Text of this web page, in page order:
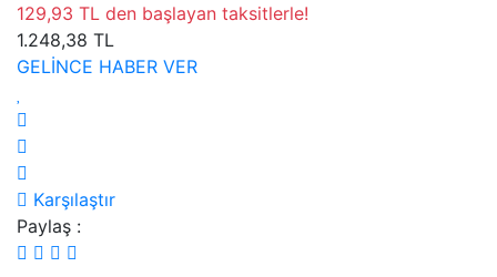
129,93 TL den başlayan taksitlerle!
1.248,38 TL
GELİNCE HABER VER
Karşılaştır
Paylaş :